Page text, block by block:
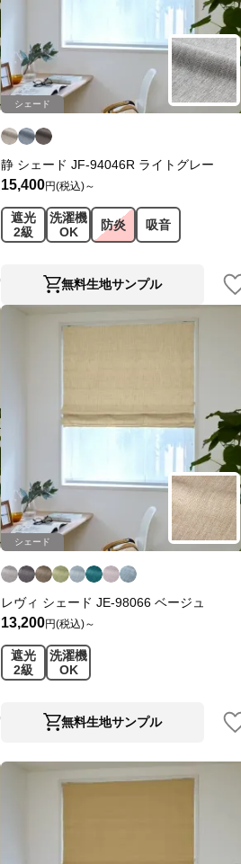
シェード
静 シェード JF-94046R ライトグレー
15,400円(税込)～
遮光
2級
洗濯機
OK
防炎 吸音
無料生地サンプル
シェード
レヴィ シェード JE-98066 ベージュ
13,200円(税込)～
遮光
2級
洗濯機
OK
無料生地サンプル